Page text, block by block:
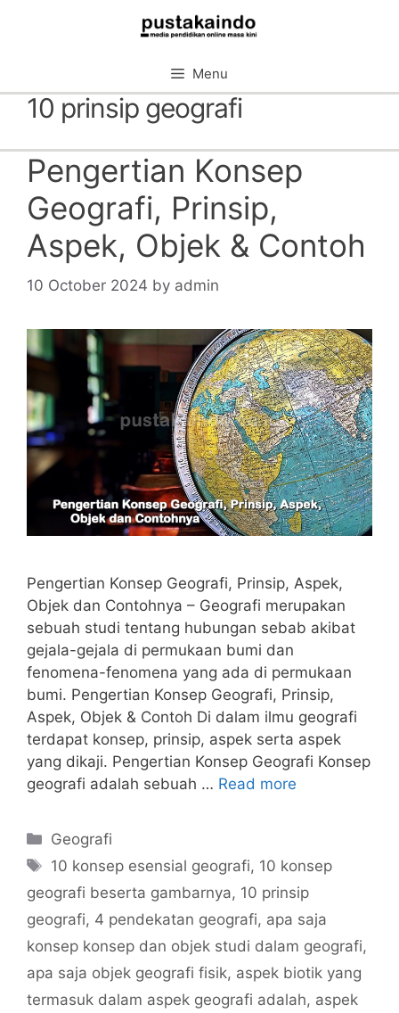
Menu
10 prinsip geografi
Pengertian Konsep
Geografi, Prinsip,
Aspek, Objek & Contoh
10 October 2024 by admin
Pengertian Konsep Geografi, Prinsip, Aspek,
Objek dan Contohnya – Geografi merupakan
sebuah studi tentang hubungan sebab akibat
gejala-gejala di permukaan bumi dan
fenomena-fenomena yang ada di permukaan
bumi. Pengertian Konsep Geografi, Prinsip,
Aspek, Objek & Contoh Di dalam ilmu geografi
terdapat konsep, prinsip, aspek serta aspek
yang dikaji. Pengertian Konsep Geografi Konsep
geografi adalah sebuah … Read more
Categories
Geografi
Tags
10 konsep esensial geografi, 10 konsep
geografi beserta gambarnya, 10 prinsip
geografi, 4 pendekatan geografi, apa saja
konsep konsep dan objek studi dalam geografi,
apa saja objek geografi fisik, aspek biotik yang
termasuk dalam aspek geografi adalah, aspek